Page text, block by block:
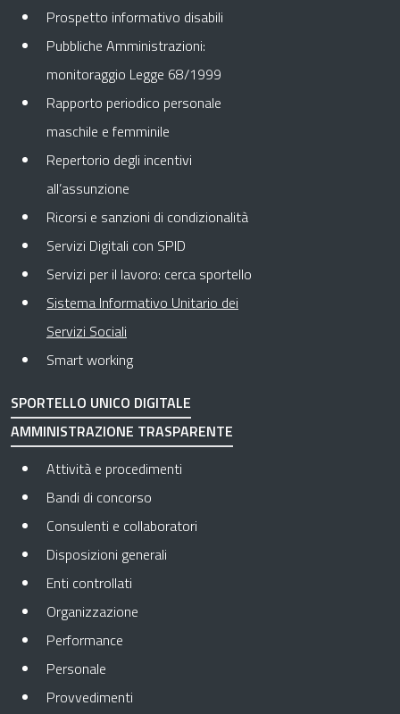
Prospetto informativo disabili
Pubbliche Amministrazioni:
monitoraggio Legge 68/1999
Rapporto periodico personale
maschile e femminile
Repertorio degli incentivi
all’assunzione
Ricorsi e sanzioni di condizionalità
Servizi Digitali con SPID
Servizi per il lavoro: cerca sportello
Sistema Informativo Unitario dei
Servizi Sociali
Smart working
SPORTELLO UNICO DIGITALE
AMMINISTRAZIONE TRASPARENTE
Attività e procedimenti
Bandi di concorso
Consulenti e collaboratori
Disposizioni generali
Enti controllati
Organizzazione
Performance
Personale
Provvedimenti